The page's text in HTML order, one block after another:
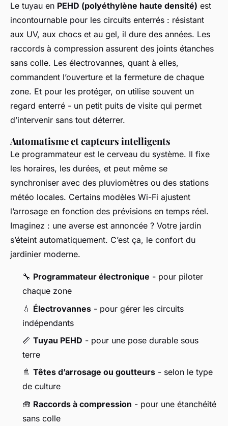
Le tuyau en PEHD (polyéthylène haute densité) est
incontournable pour les circuits enterrés : résistant
aux UV, aux chocs et au gel, il dure des années. Les
raccords à compression assurent des joints étanches
sans colle. Les électrovannes, quant à elles,
commandent l’ouverture et la fermeture de chaque
zone. Et pour les protéger, on utilise souvent un
regard enterré - un petit puits de visite qui permet
d’intervenir sans tout déterrer.
Automatisme et capteurs intelligents
Le programmateur est le cerveau du système. Il fixe
les horaires, les durées, et peut même se
synchroniser avec des pluviomètres ou des stations
météo locales. Certains modèles Wi-Fi ajustent
l’arrosage en fonction des prévisions en temps réel.
Imaginez : une averse est annoncée ? Votre jardin
s’éteint automatiquement. C’est ça, le confort du
jardinier moderne.
🔧 Programmateur électronique - pour piloter
chaque zone
💧 Électrovannes - pour gérer les circuits
indépendants
📏 Tuyau PEHD - pour une pose durable sous
terre
🚿 Têtes d’arrosage ou goutteurs - selon le type
de culture
🧰 Raccords à compression - pour une étanchéité
sans colle